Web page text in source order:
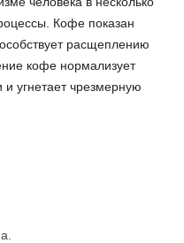
Кофе показан
расщеплению
кофе нормализует
и угнетает чрезмерную